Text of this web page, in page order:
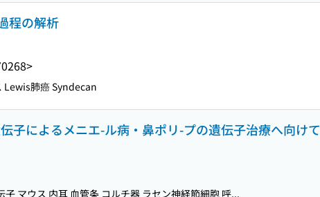
程の解析
Lewis肺癌 Syndecan
子によるメニエ-ル病・鼻ポリ-プの遺伝子治療へ向けて
子 マウス 内耳 血管条 コルチ器 ラセン神経節細胞 呼...